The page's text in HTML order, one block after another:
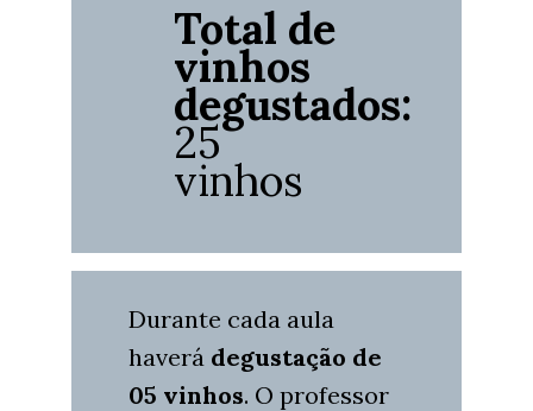
Total de
vinhos
degustados:
25
vinhos
Durante cada aula
haverá degustação de
05 vinhos. O professor